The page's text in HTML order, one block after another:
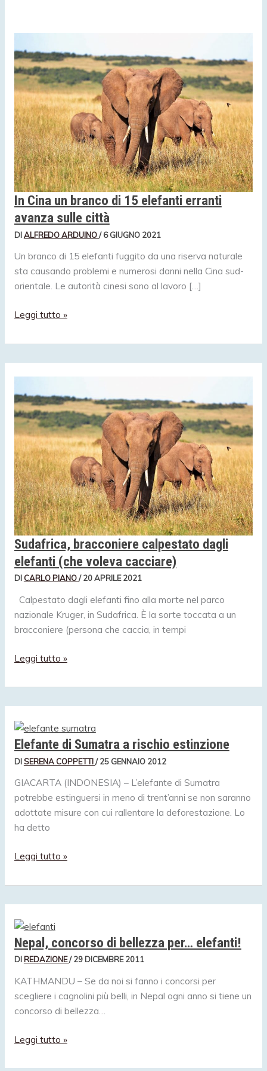
In Cina un branco di 15 elefanti erranti
avanza sulle città
DIALFREDO ARDUINO/6 GIUGNO 2021
Un branco di 15 elefanti fuggito da una riserva naturale
sta causando problemi e numerosi danni nella Cina sud-
orientale. Le autorità cinesi sono al lavoro […]
In
un
di
elefanti
erranti
avanza
sulle
città
Leggi tutto »
Sudafrica, bracconiere calpestato dagli
elefanti (che voleva cacciare)
DI CARLO PIANO/20 APRILE 2021
Calpestato dagli elefanti fino alla morte nel parco
nazionale Kruger, in Sudafrica. È la sorte toccata a un
bracconiere (persona che caccia, in tempi
Sudafrica,
calpestato
(che
voleva
cacciare)
Leggi tutto »
Elefante di Sumatra a rischio estinzione
DISERENA COPPETTI/25 GENNAIO 2012
GIACARTA (INDONESIA) – L’elefante di Sumatra
potrebbe estinguersi in meno di trent’anni se non saranno
adottate misure con cui rallentare la deforestazione. Lo
ha detto
Elefante
Sumatra
estinzione
Leggi tutto »
Nepal, concorso di bellezza per… elefanti!
DI REDAZIONE/29 DICEMBRE 2011
KATHMANDU – Se da noi si fanno i concorsi per
scegliere i cagnolini più belli, in Nepal ogni anno si tiene un
concorso di bellezza…
Nepal,
di
Leggi tutto »